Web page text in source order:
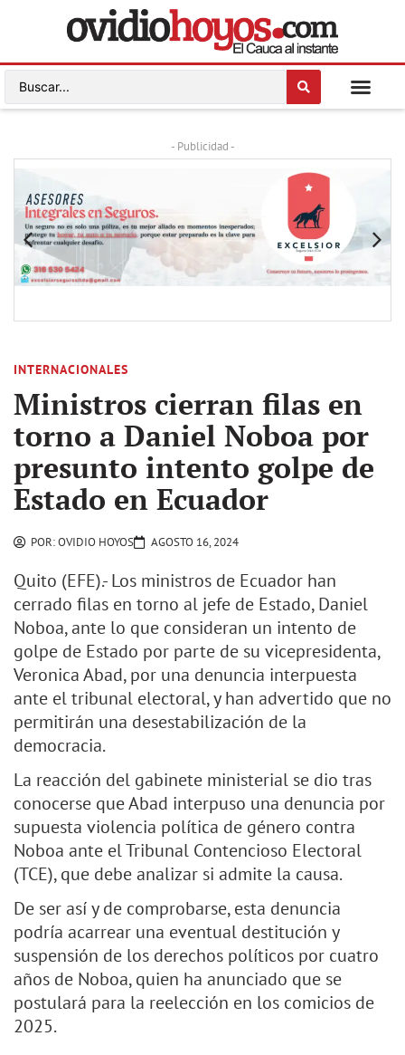
- Publicidad -
INTERNACIONALES
Ministros cierran filas en
torno a Daniel Noboa por
presunto intento golpe de
Estado en Ecuador
POR:OVIDIO HOYOS AGOSTO 16, 2024
Quito (EFE).- Los ministros de Ecuador han
cerrado filas en torno al jefe de Estado, Daniel
Noboa, ante lo que consideran un intento de
golpe de Estado por parte de su vicepresidenta,
Veronica Abad, por una denuncia interpuesta
ante el tribunal electoral, y han advertido que no
permitirán una desestabilización de la
democracia.
La reacción del gabinete ministerial se dio tras
conocerse que Abad interpuso una denuncia por
supuesta violencia política de género contra
Noboa ante el Tribunal Contencioso Electoral
(TCE), que debe analizar si admite la causa.
De ser así y de comprobarse, esta denuncia
podría acarrear una eventual destitución y
suspensión de los derechos políticos por cuatro
años de Noboa, quien ha anunciado que se
postulará para la reelección en los comicios de
2025.